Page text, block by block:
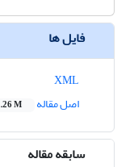
فایل ها
اصل مقاله
M
سابقه مقاله